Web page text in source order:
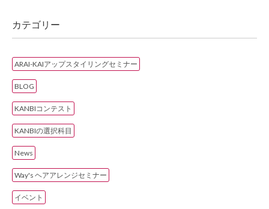
カテゴリー
ARAI-KAIアップスタイリングセミナー
BLOG
KANBIコンテスト
KANBIの選択科目
News
Way's ヘアアレンジセミナー
イベント